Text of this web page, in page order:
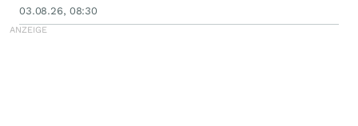
03.08.26, 08:30